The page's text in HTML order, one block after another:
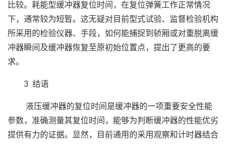
比较。耗能型缓冲器复位时间，在复位弹簧工作正常情况
下，通常较为短暂。这无疑对目前型式试验、监督检验机构
所采用的检验仪器、手段，如何能捕捉到轿厢或对重脱离缓
冲器瞬间及缓冲器恢复至原初始位置点，提出了更高的要
求。
3 结语
液压缓冲器的复位时间是缓冲器的一项重要安全性能
参数，准确测量其复位时间，能够为判断缓冲器的性能优劣
提供有力的证据。显然，目前通用的采用观察和计时器结合